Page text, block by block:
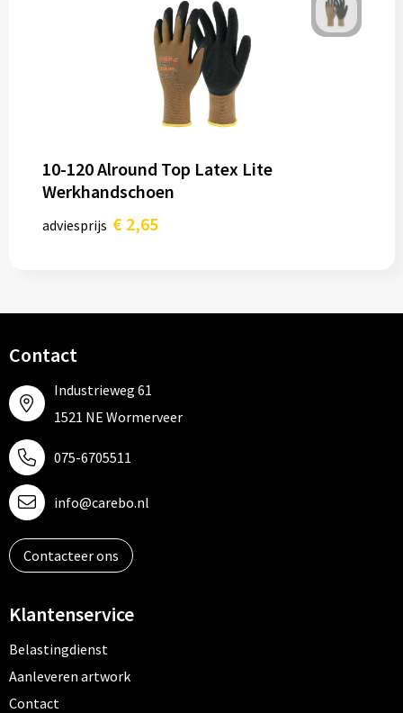
10-120 Alround Top Latex Lite
Werkhandschoen
adviesprijs € 2,65
Contact
Industrieweg 61
1521 NE Wormerveer
075-6705511
info@carebo.nl
Contacteer ons
Klantenservice
Belastingdienst
Aanleveren artwork
Contact